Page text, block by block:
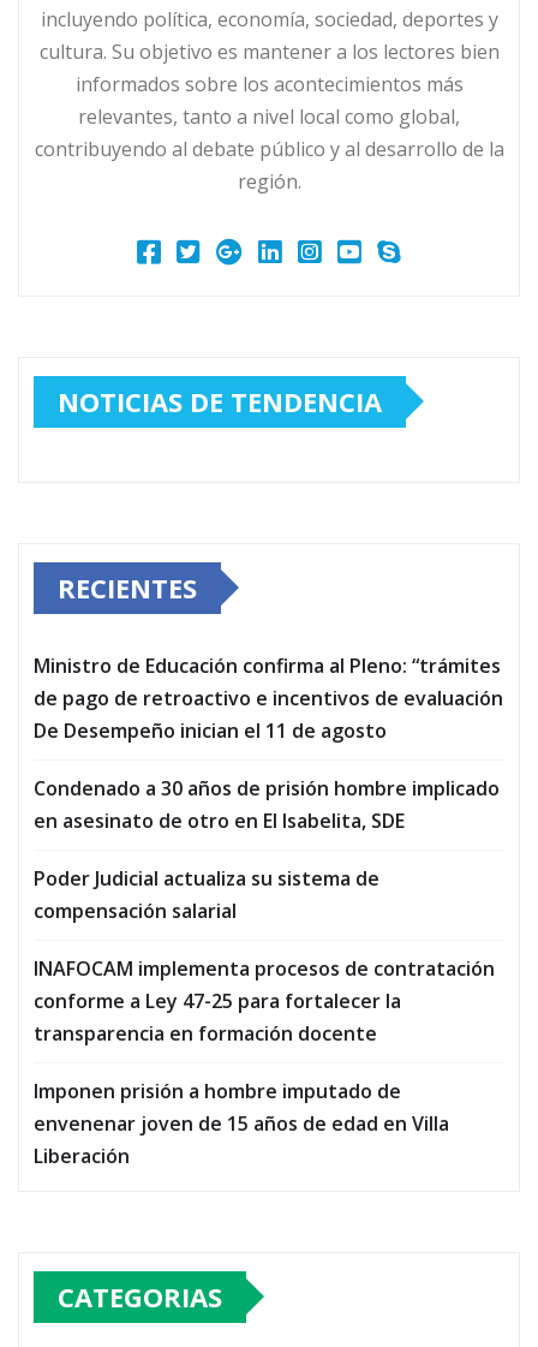
incluyendo política, economía, sociedad, deportes y
cultura. Su objetivo es mantener a los lectores bien
informados sobre los acontecimientos más
relevantes, tanto a nivel local como global,
contribuyendo al debate público y al desarrollo de la
región.
NOTICIAS DE TENDENCIA
RECIENTES
Ministro de Educación confirma al Pleno: “trámites
de pago de retroactivo e incentivos de evaluación
De Desempeño inician el 11 de agosto
Condenado a 30 años de prisión hombre implicado
en asesinato de otro en El Isabelita, SDE
Poder Judicial actualiza su sistema de
compensación salarial
INAFOCAM implementa procesos de contratación
conforme a Ley 47-25 para fortalecer la
transparencia en formación docente
Imponen prisión a hombre imputado de
envenenar joven de 15 años de edad en Villa
Liberación
CATEGORIAS